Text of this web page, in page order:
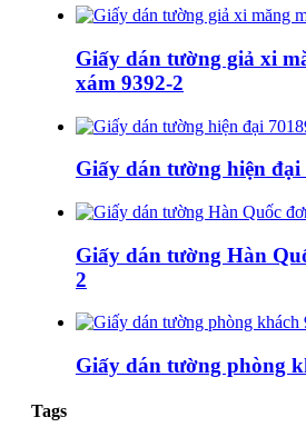
Giấy dán tường giả xi
xám 9392-2
Giấy dán tường hiện đại
Giấy dán tường Hàn
2
Giấy dán tường phòng
Tags